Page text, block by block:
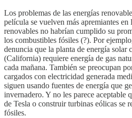
Los problemas de las energías
película se vuelven más apremiantes en
renovables no habrían cumplido su
los combustibles fósiles (?). Por
denuncia que la planta de energía solar
(California) requiere energía de gas
cada mañana. También se preocupan
cargados con electricidad generada
siguen usando fuentes de energía que
invernadero. Y no les parece aceptable
de Tesla o construir turbinas eólicas se
fósiles.